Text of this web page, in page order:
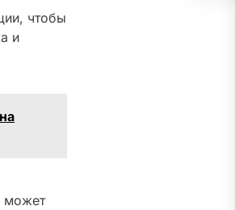
чтобы
и
может